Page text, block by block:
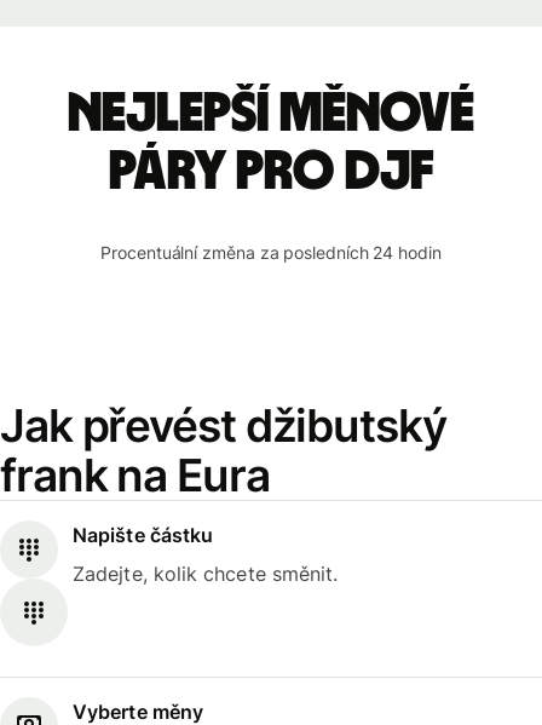
Nejlepší měnové
páry pro DJF
Procentuální změna za posledních 24 hodin
Jak převést džibutský
frank na Eura
Napište částku
Zadejte, kolik chcete směnit.
Vyberte měny